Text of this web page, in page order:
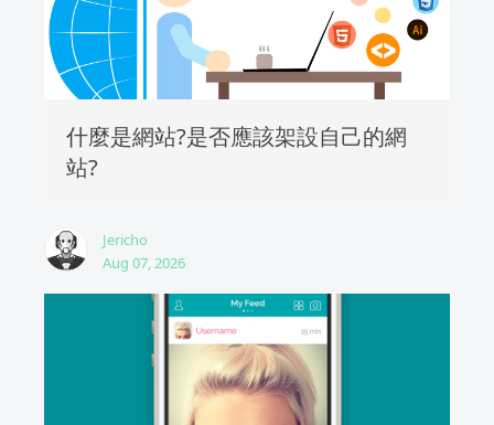
什麼是網站?是否應該架設自己的網
站?
Jericho
Aug 07, 2026